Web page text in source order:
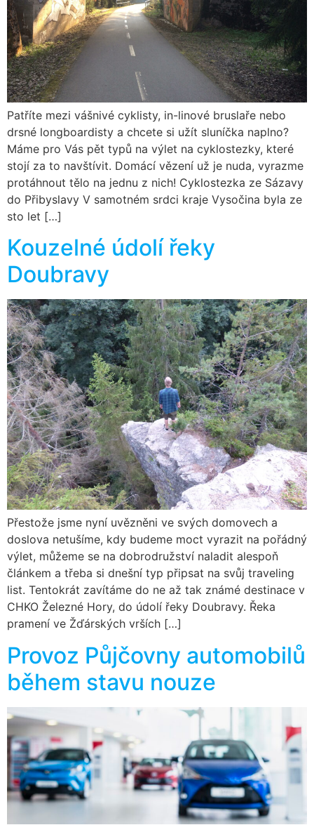
Patříte mezi vášnivé cyklisty, in-linové bruslaře nebo
drsné longboardisty a chcete si užít sluníčka naplno?
Máme pro Vás pět typů na výlet na cyklostezky, které
stojí za to navštívit. Domácí vězení už je nuda, vyrazme
protáhnout tělo na jednu z nich! Cyklostezka ze Sázavy
do Přibyslavy V samotném srdci kraje Vysočina byla ze
sto let […]
Kouzelné údolí řeky
Doubravy
Přestože jsme nyní uvězněni ve svých domovech a
doslova netušíme, kdy budeme moct vyrazit na pořádný
výlet, můžeme se na dobrodružství naladit alespoň
článkem a třeba si dnešní typ připsat na svůj traveling
list. Tentokrát zavítáme do ne až tak známé destinace v
CHKO Železné Hory, do údolí řeky Doubravy. Řeka
pramení ve Žďárských vrších […]
Provoz Půjčovny automobilů
během stavu nouze